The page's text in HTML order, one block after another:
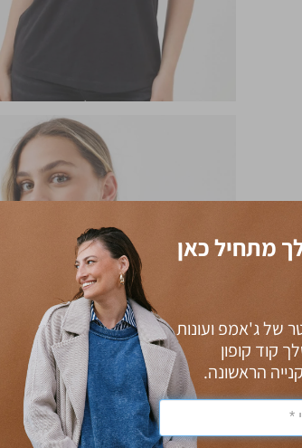
מתחיל כאן
של ג'אמפ ועונות
קוד קופון
הראשונה.